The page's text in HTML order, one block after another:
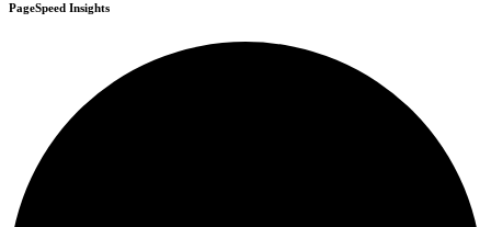
PageSpeed Insights